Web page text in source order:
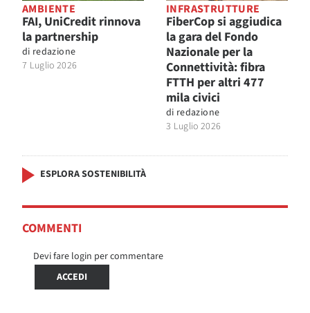
AMBIENTE
FAI, UniCredit rinnova
la partnership
di redazione
7 Luglio 2026
INFRASTRUTTURE
FiberCop si aggiudica
la gara del Fondo
Nazionale per la
Connettività: fibra
FTTH per altri 477
mila civici
di redazione
3 Luglio 2026
ESPLORA SOSTENIBILITÀ
COMMENTI
Devi fare login per commentare
ACCEDI